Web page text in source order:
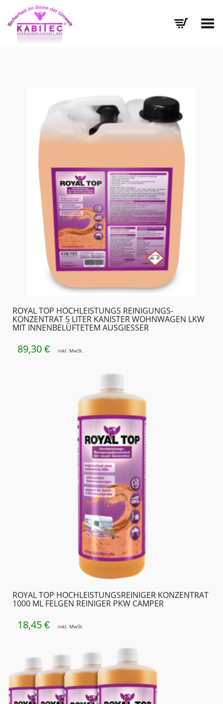
Menü umschalten
ROYAL TOP HOCHLEISTUNGS REINIGUNGS­
KONZENTRAT 5 LITER KANISTER WOHNWAGEN LKW
MIT INNENBELÜFTETEM AUSGIESSER
89,30 € inkl. MwSt.
ROYAL TOP HOCHLEISTUNGS­REINIGER KONZENTRAT
1000 ML FELGEN REINIGER PKW CAMPER
18,45 € inkl. MwSt.